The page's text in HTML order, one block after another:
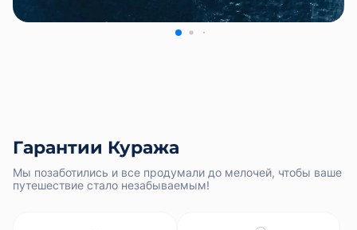
Гарантии Куража
Мы позаботились и все продумали до мелочей, чтобы ваше
путешествие стало незабываемым!